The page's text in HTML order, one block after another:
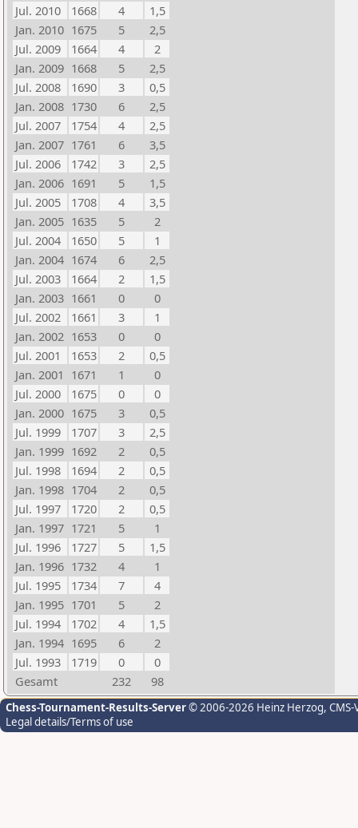
Jul. 2010
1668 4
1,5
Jan. 2010 1675 5
2,5
Jul. 2009
1664 4
2
Jan. 2009 1668 5
2,5
Jul. 2008
1690 3
0,5
Jan. 2008 1730 6
2,5
Jul. 2007
1754 4
2,5
Jan. 2007 1761 6
3,5
Jul. 2006
1742 3
2,5
Jan. 2006 1691 5
1,5
Jul. 2005
1708 4
3,5
Jan. 2005 1635 5
2
Jul. 2004
1650 5
1
Jan. 2004 1674 6
2,5
Jul. 2003
1664 2
1,5
Jan. 2003 1661 0
0
Jul. 2002
1661 3
1
Jan. 2002 1653 0
0
Jul. 2001
1653 2
0,5
Jan. 2001 1671 1
0
Jul. 2000
1675 0
0
Jan. 2000 1675 3
0,5
Jul. 1999
1707 3
2,5
Jan. 1999 1692 2
0,5
Jul. 1998
1694 2
0,5
Jan. 1998 1704 2
0,5
Jul. 1997
1720 2
0,5
Jan. 1997 1721 5
1
Jul. 1996
1727 5
1,5
Jan. 1996 1732 4
1
Jul. 1995
1734 7
4
Jan. 1995 1701 5
2
Jul. 1994
1702 4
1,5
Jan. 1994 1695 6
2
Jul. 1993
1719 0
0
Gesamt
232 98
Chess-Tournament-Results-Server© 2006-2026 Heinz Herzog,
Legal details/Terms of use